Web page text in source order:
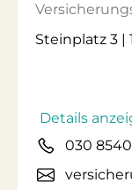
Steinplatz 3 |
Details
030